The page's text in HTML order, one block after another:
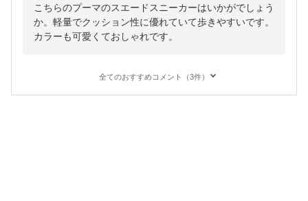
こちらのプーマのスエードスニーカーはいかがでしょう
か。軽量でクッション性に優れていて歩きやすいです。
カラーも可愛くておしゃれです。
全てのおすすめコメント（3件）